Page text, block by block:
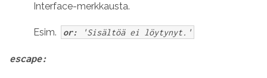
Interface-merkkausta.
Esim. or: 'Sisältöä ei löytynyt.'
escape: